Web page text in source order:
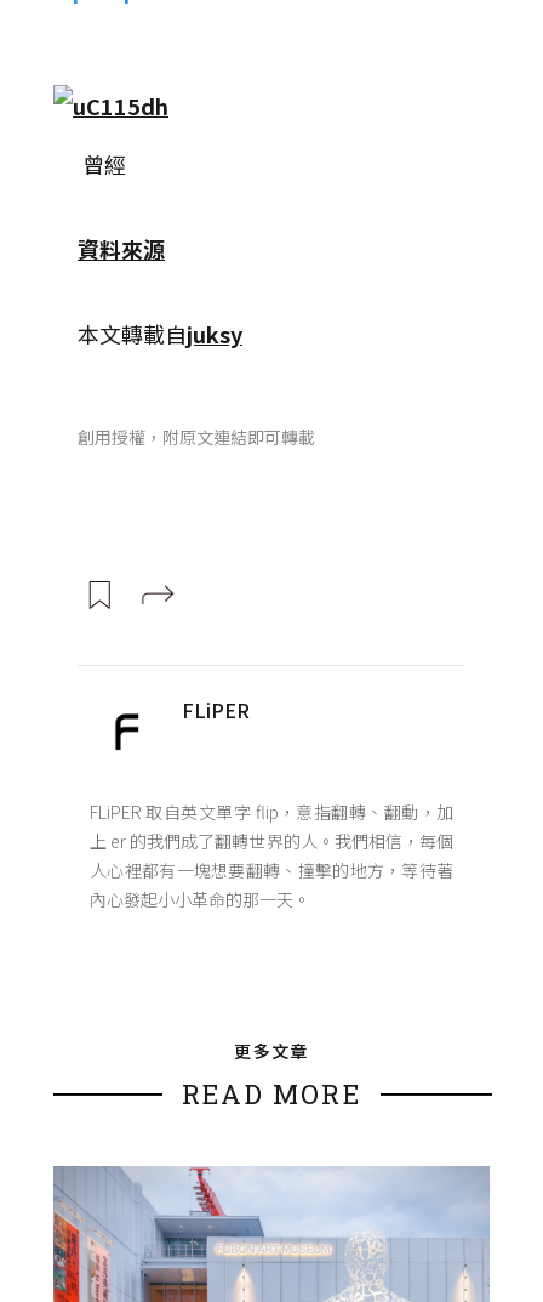
曾經
資料來源
本文轉載自juksy
創用授權，附原文連結即可轉載
FLiPER
FLiPER 取自英文單字 flip，意指翻轉、翻動，加
上 er 的我們成了翻轉世界的人。我們相信，每個
人心裡都有一塊想要翻轉、撞擊的地方，等待著
內心發起小小革命的那一天。
更多文章
READ MORE